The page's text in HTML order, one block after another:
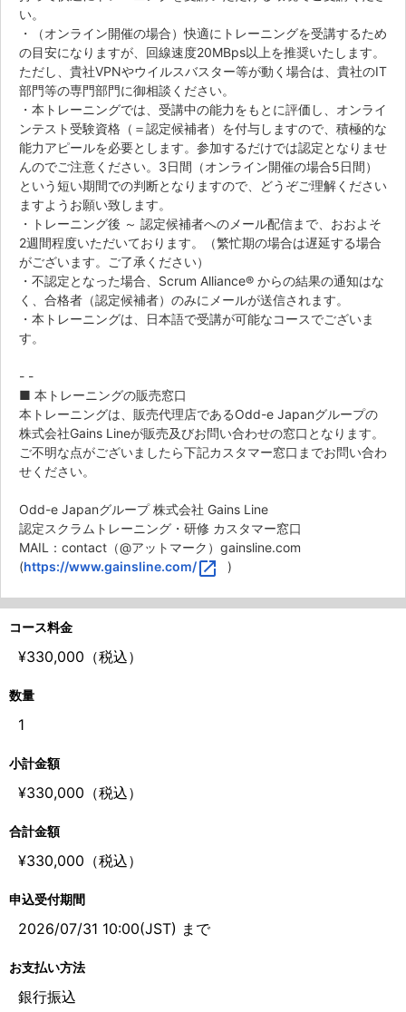
い。
・（オンライン開催の場合）快適にトレーニングを受講するため
の目安になりますが、回線速度20MBps以上を推奨いたします。
ただし、貴社VPNやウイルスバスター等が動く場合は、貴社のIT
部門等の専門部門に御相談ください。
・本トレーニングでは、受講中の能力をもとに評価し、オンライ
ンテスト受験資格（＝認定候補者）を付与しますので、積極的な
能力アピールを必要とします。参加するだけでは認定となりませ
んのでご注意ください。3日間（オンライン開催の場合5日間）
という短い期間での判断となりますので、どうぞご理解ください
ますようお願い致します。
・トレーニング後 ～ 認定候補者へのメール配信まで、おおよそ
2週間程度いただいております。（繁忙期の場合は遅延する場合
がございます。ご了承ください）
・不認定となった場合、Scrum Alliance® からの結果の通知はな
く、合格者（認定候補者）のみにメールが送信されます。
・本トレーニングは、日本語で受講が可能なコースでございま
す。
- -
■ 本トレーニングの販売窓口
本トレーニングは、販売代理店であるOdd-e Japanグループの
株式会社Gains Lineが販売及びお問い合わせの窓口となります。
ご不明な点がございましたら下記カスタマー窓口までお問い合わ
せください。
Odd-e Japanグループ 株式会社 Gains Line
認定スクラムトレーニング・研修 カスタマー窓口
MAIL：contact（@アットマーク）gainsline.com
(https://www.gainsline.com/open_in_new )
コース料金
¥330,000（税込）
数量
1
小計金額
¥330,000（税込）
合計金額
¥330,000（税込）
申込受付期間
2026/07/31 10:00(JST) まで
お支払い方法
銀行振込